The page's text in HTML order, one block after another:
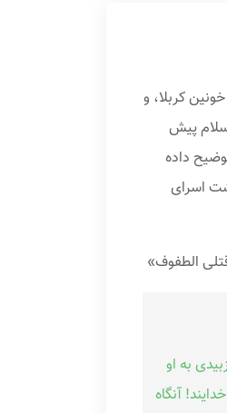
کربلا، و
پیش
داده
اسرای
الطفوف»
به او
آنگاه